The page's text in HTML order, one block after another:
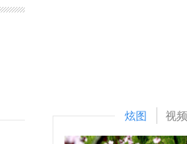
炫图 视频